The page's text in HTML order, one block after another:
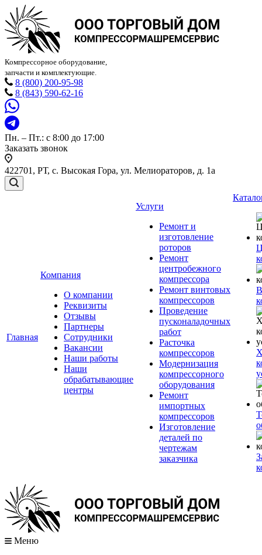
Компрессорное оборудование,
запчасти и комплектующие.
8 (800) 200-95-98
8 (843) 590-62-16
Пн. – Пт.: с 8:00 до 17:00
Заказать звонок
422701, РТ, с. Высокая Гора, ул. Мелиораторов, д. 1а
Главная
Компания
О компании
Реквизиты
Отзывы
Партнеры
Сотрудники
Вакансии
Наши работы
Наши
обрабатывающие
центры
Услуги
Ремонт и
изготовление
роторов
Ремонт
центробежного
компрессора
Ремонт винтовых
компрессоров
Проведение
пусконаладочных
работ
Расточка
компрессоров
Модернизация
компрессорного
оборудования
Ремонт
импортных
компрессоров
Изготовление
деталей по
чертежам
заказчика
Меню